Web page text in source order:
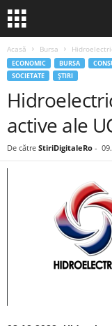
Acasă Bursa
ECONOMIC BURSA
SOCIETATE
ȘTIRI
active ale
De către StiriDigitaleRo -